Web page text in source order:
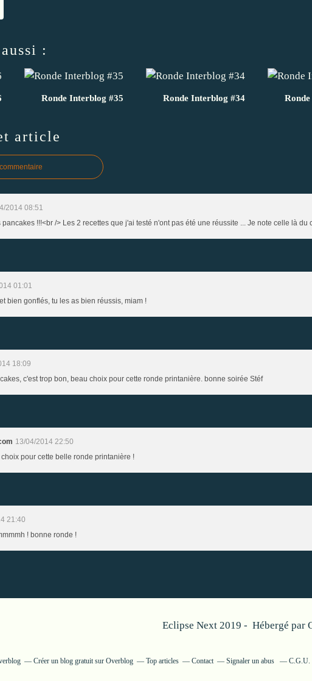
:
Ronde Interblog #35 Ronde Interblog #34
article
2014 08:51
pancakes !!!<br /> Les 2 recettes que j'ai testé n'ont pas été une réussite ... Je note celle là du
01:01
bien gonflés, tu les as bien réussis, miam !
18:09
c'est trop bon, beau choix pour cette ronde printanière. bonne soirée Stéf
13/04/2014 22:50
pour cette belle ronde printanière !
21:40
! bonne ronde !
Eclipse Next 2019 - Hébergé par
Créer un blog gratuit sur Overblog Top articles Contact Signaler un abus C.G.U.